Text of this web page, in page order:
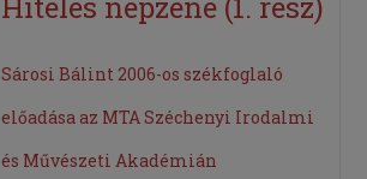
Sárosi Bálint 2006-os székfoglaló
előadása az MTA Széchenyi Irodalmi
és Művészeti Akadémián